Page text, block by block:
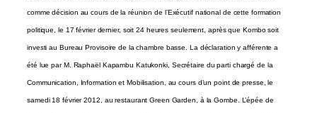
comme décision au cours de la réunion de l’Exécutif national de cette formation
politique, le 17 février dernier, soit 24 heures seulement, après que Kombo soit
investi au Bureau Provisoire de la chambre basse. La déclaration y afférente a
été lue par M. Raphaël Kapambu Katukonki, Secrétaire du parti chargé de la
Communication, Information et Mobilisation, au cours d’un point de presse, le
samedi 18 février 2012, au restaurant Green Garden, à la Gombe. L’épée de